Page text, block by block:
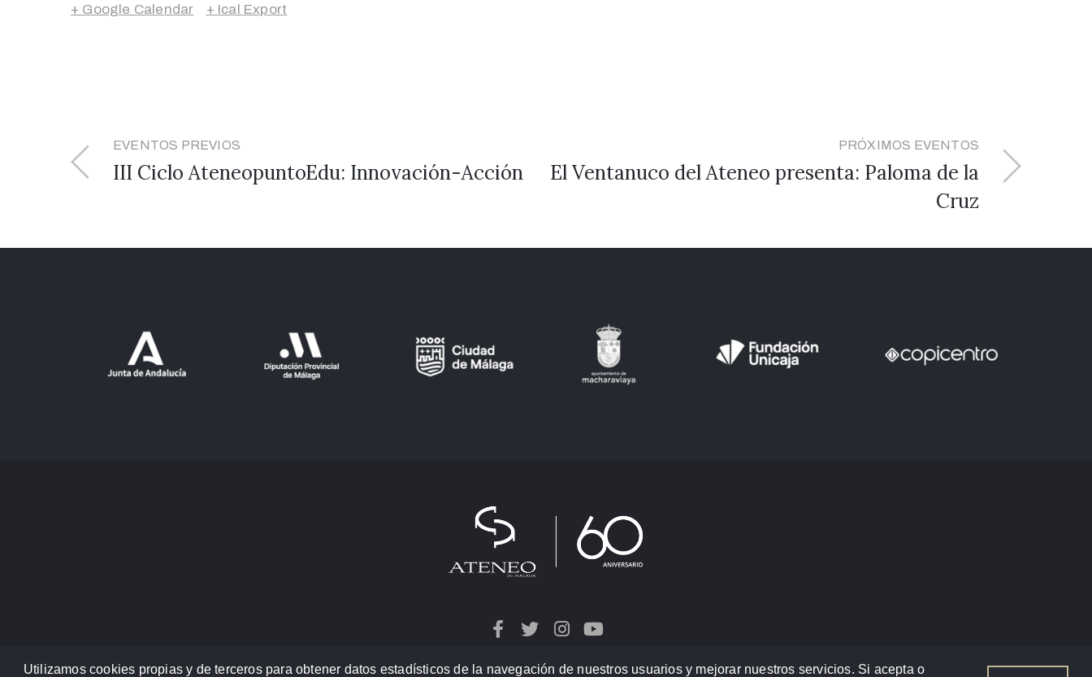
Utilizamos cookies propias y de terceros para obtener datos estadísticos de la navegación de nuestros usuarios y mejorar nuestros servicios. Si acepta o
+ Google Calendar + Ical Export
EVENTOS PREVIOS
III Ciclo AteneopuntoEdu: Innovación-Acción
PRÓXIMOS EVENTOS
El Ventanuco del Ateneo presenta: Paloma de la
Cruz
Política de privacidad /Términos de uso